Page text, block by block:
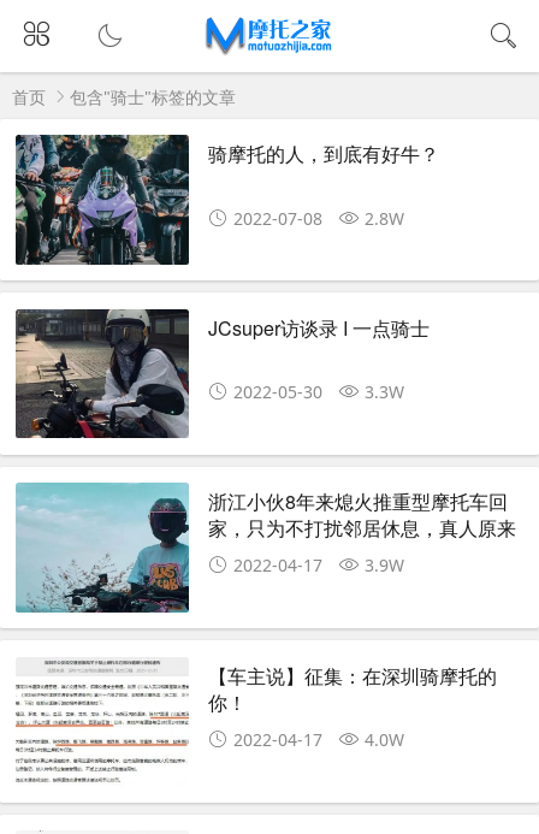
首页 包含"骑士"标签的文章
骑摩托的人，到底有好牛？
2022-07-08 2.8W
JCsuper访谈录 I 一点骑士
2022-05-30 3.3W
浙江小伙8年来熄火推重型摩托车回
家，只为不打扰邻居休息，真人原来
这么帅
2022-04-17 3.9W
【车主说】征集：在深圳骑摩托的
你！
2022-04-17 4.0W